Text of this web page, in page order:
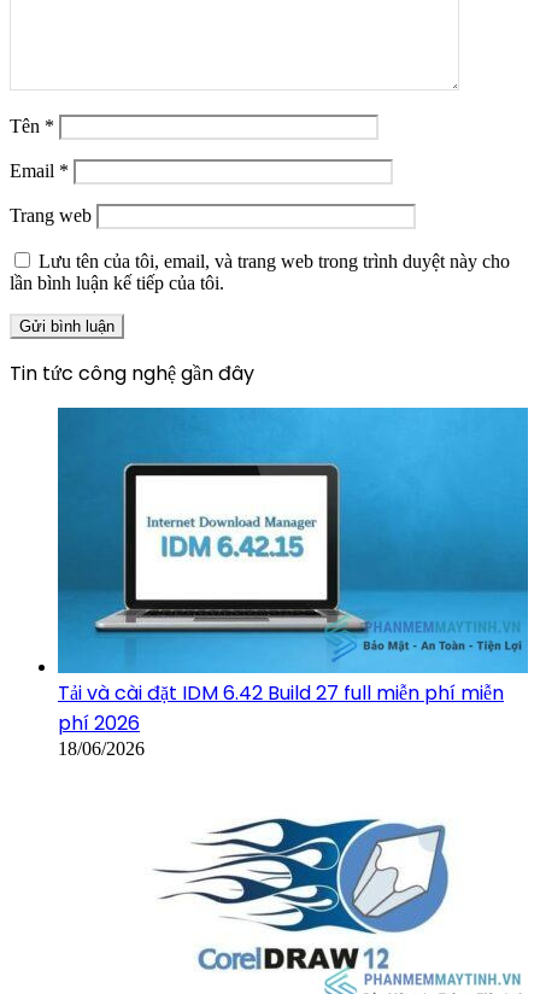
Tên *
Email *
Trang web
Lưu tên của tôi, email, và trang web trong trình duyệt này cho
lần bình luận kế tiếp của tôi.
Tin tức công nghệ gần đây
Tải và cài đặt IDM 6.42 Build 27 full miễn phí miễn
phí 2026
18/06/2026